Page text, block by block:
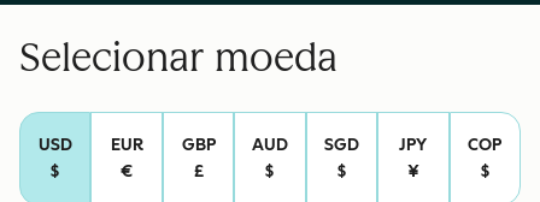
Selecionar moeda
USD
$
EUR
€
GBP
£
AUD
$
SGD
$
JPY
¥
COP
$